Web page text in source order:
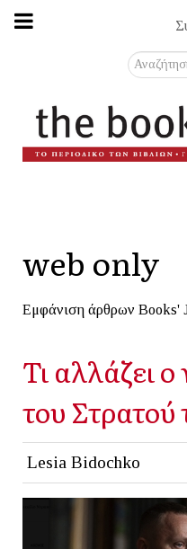
web only
Εμφάνιση άρθρων Books'
Τι αλλάζει
του Στρατού
Lesia Bidochko